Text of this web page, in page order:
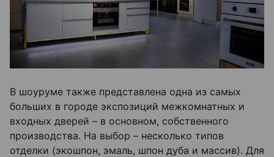
В шоуруме также представлена одна из самых
больших в городе экспозиций межкомнатных и
входных дверей – в основном, собственного
производства. На выбор – несколько типов
отделки (экошпон, эмаль, шпон дуба и массив). Для